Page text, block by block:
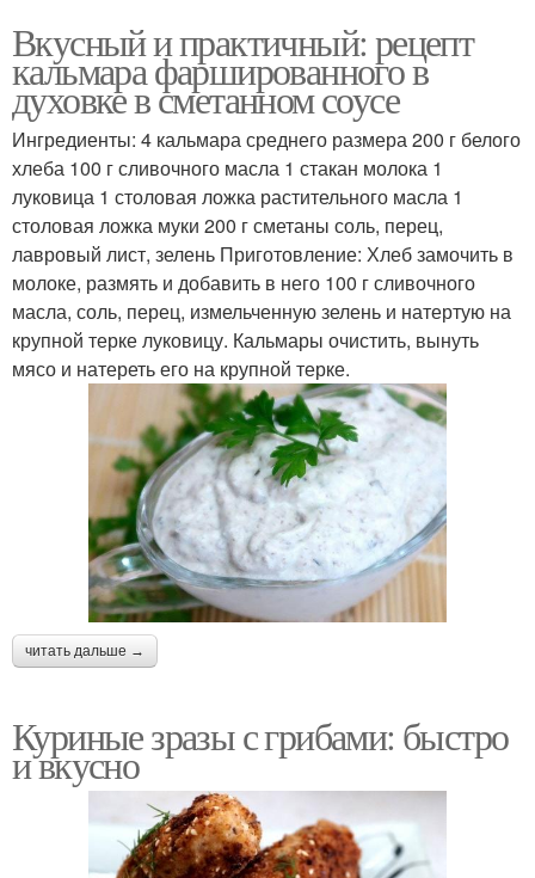
Вкусный и практичный: рецепт
кальмара фаршированного в
духовке в сметанном соусе
Ингредиенты: 4 кальмара среднего размера 200 г белого
хлеба 100 г сливочного масла 1 стакан молока 1
луковица 1 столовая ложка растительного масла 1
столовая ложка муки 200 г сметаны соль, перец,
лавровый лист, зелень Приготовление: Хлеб замочить в
молоке, размять и добавить в него 100 г сливочного
масла, соль, перец, измельченную зелень и натертую на
крупной терке луковицу. Кальмары очистить, вынуть
мясо и натереть его на крупной терке.
читать дальше →
Куриные зразы с грибами: быстро
и вкусно